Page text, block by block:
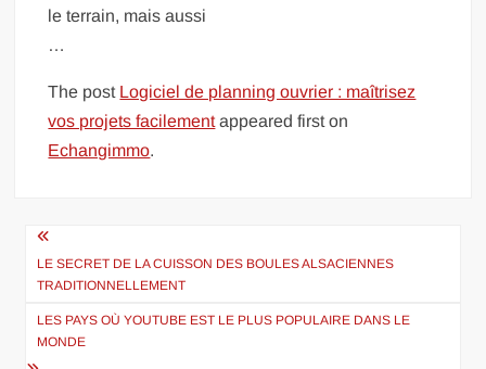
le terrain, mais aussi
…
The post Logiciel de planning ouvrier : maîtrisez
vos projets facilementappeared first on
Echangimmo.
Navigation
de
l’article
LE SECRET DE LA CUISSON DES BOULES ALSACIENNES
TRADITIONNELLEMENT
LES PAYS OÙ YOUTUBE EST LE PLUS POPULAIRE DANS LE
MONDE